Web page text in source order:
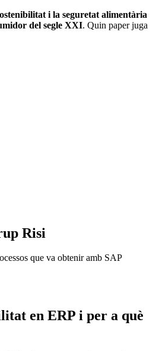
i la seguretat alimentària
del segle XXI. Quin paper juga
Risi
que va obtenir amb SAP
en ERP i per a què